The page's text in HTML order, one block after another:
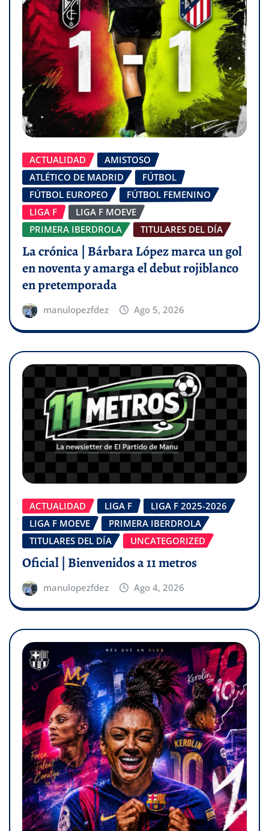
ACTUALIDAD
AMISTOSO
ATLÉTICO DE MADRID
FÚTBOL
FÚTBOL EUROPEO
FÚTBOL FEMENINO
LIGA F
LIGA F MOEVE
PRIMERA IBERDROLA
TITULARES DEL DÍA
La crónica | Bárbara López marca un gol
en noventa y amarga el debut rojiblanco
en pretemporada
manulopezfdez Ago 5, 2026
ACTUALIDAD LIGA F
LIGA F 2025-2026
LIGA F MOEVE
PRIMERA IBERDROLA
TITULARES DEL DÍA
UNCATEGORIZED
Oficial | Bienvenidos a 11 metros
manulopezfdez Ago 4, 2026